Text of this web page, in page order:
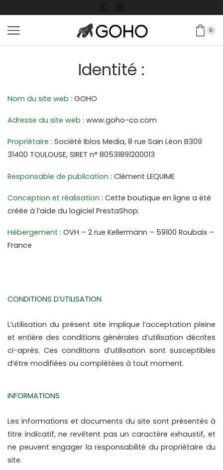
0
Identité :
Nom du site web : GOHO
Adresse du site web : www.goho-co.com
Propriétaire : Société Iblos Media, 8 rue Sain Léon B309
31400 TOULOUSE, SIRET n° 80531891200013
Responsable de publication : Clément LEQUIME
Conception et réalisation : Cette boutique en ligne a été
créée à l’aide du logiciel PrestaShop.
Hébergement : OVH – 2 rue Kellermann – 59100 Roubaix –
France
CONDITIONS D’UTILISATION
L’utilisation du présent site implique l’acceptation pleine
et entière des conditions générales d’utilisation décrites
ci-après. Ces conditions d’utilisation sont susceptibles
d’être modifiées ou complétées à tout moment.
INFORMATIONS
Les informations et documents du site sont présentés à
titre indicatif, ne revêtent pas un caractère exhaustif, et
ne peuvent engager la responsabilité du propriétaire du
site.